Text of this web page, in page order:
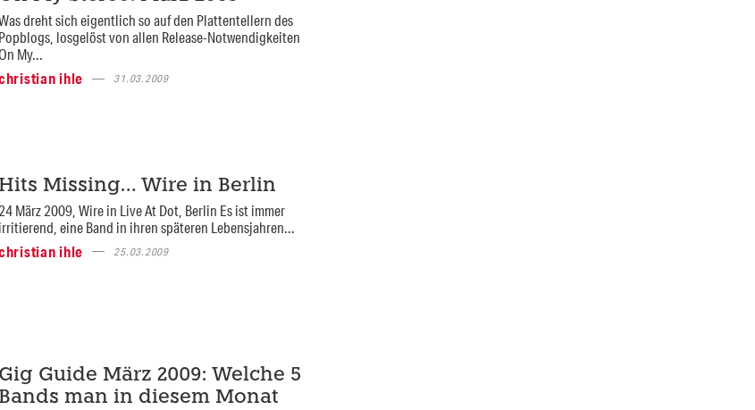
dreht sich eigentlich so auf den Plattentellern des
Popblogs, losgelöst von allen Release-Notwendigkeiten
My...
ihle
31.03.2009
Hits Missing… Wire in Berlin
24 März 2009, Wire in Live At Dot, Berlin Es ist immer
irritierend, eine Band in ihren späteren Lebensjahren...
ihle
25.03.2009
Gig Guide März 2009: Welche 5
Bands man in diesem Monat